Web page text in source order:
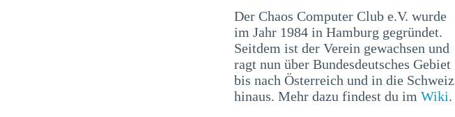
Der Chaos Computer Club e.V. wurde
im Jahr 1984 in Hamburg gegründet.
Seitdem ist der Verein gewachsen und
ragt nun über Bundesdeutsches Gebiet
bis nach Österreich und in die Schweiz
hinaus. Mehr dazu findest du im Wiki.